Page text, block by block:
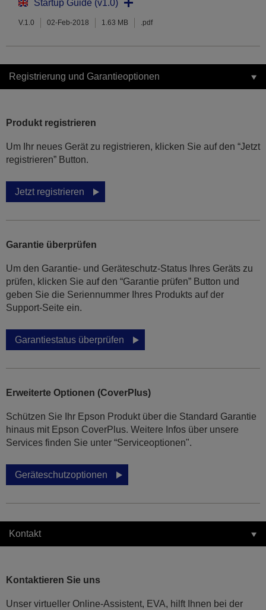
Startup Guide (v1.0)
V.1.0 02-Feb-2018 1.63 MB .pdf
Registrierung und Garantieoptionen
Produkt registrieren
Um Ihr neues Gerät zu registrieren, klicken Sie auf den “Jetzt
registrieren” Button.
Jetzt registrieren
Garantie überprüfen
Um den Garantie- und Geräteschutz-Status Ihres Geräts zu
prüfen, klicken Sie auf den “Garantie prüfen” Button und
geben Sie die Seriennummer Ihres Produkts auf der
Support-Seite ein.
Garantiestatus überprüfen
Erweiterte Optionen (CoverPlus)
Schützen Sie Ihr Epson Produkt über die Standard Garantie
hinaus mit Epson CoverPlus. Weitere Infos über unsere
Services finden Sie unter “Serviceoptionen".
Geräteschutzoptionen
Kontakt
Kontaktieren Sie uns
Unser virtueller Online-Assistent, EVA, hilft Ihnen bei der